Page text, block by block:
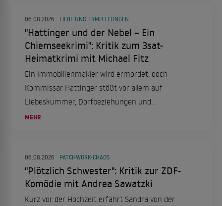
06.08.2026 LIEBE UND ERMITTLUNGEN
"Hattinger und der Nebel – Ein
Chiemseekrimi": Kritik zum 3sat-
Heimatkrimi mit Michael Fitz
Ein Immobilienmakler wird ermordet, doch
Kommissar Hattinger stößt vor allem auf
Liebeskummer, Dorfbeziehungen und
trügerische Idylle.
MEHR
06.08.2026 PATCHWORK-CHAOS
"Plötzlich Schwester": Kritik zur ZDF-
Komödie mit Andrea Sawatzki
Kurz vor der Hochzeit erfährt Sandra von der